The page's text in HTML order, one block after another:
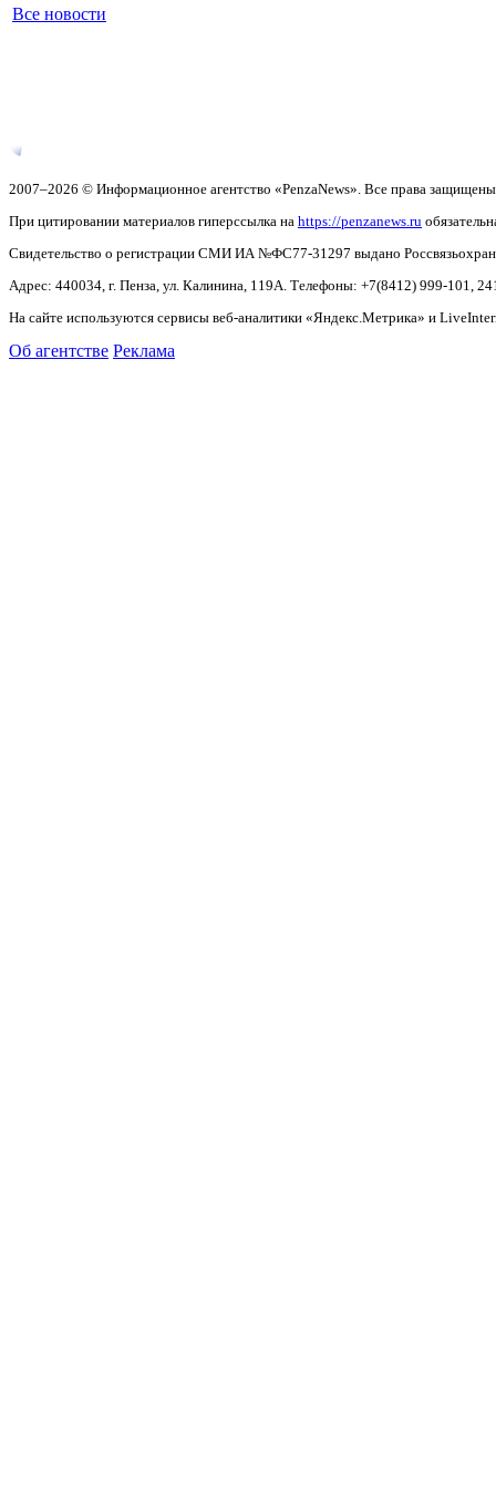
Все новости
2007–2026 © Информационное агентство «PenzaNews». Все права
При цитировании материалов гиперссылка на https://penzanews.ru
Свидетельство о регистрации СМИ ИА №ФС77-31297 выдано
Адрес: 440034, г. Пенза, ул. Калинина, 119А. Телефоны: +7(8412) 999-101,
На сайте используются сервисы веб-аналитики «Яндекс.Метрика» и
Об агентстве Реклама